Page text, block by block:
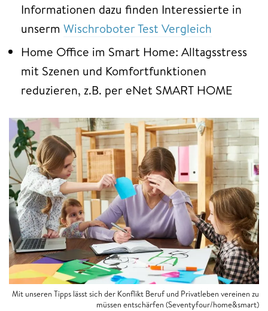
Informationen dazu finden Interessierte in
unserm Wischroboter Test Vergleich
Home Office im Smart Home: Alltagsstress
mit Szenen und Komfortfunktionen
reduzieren, z.B. per eNet SMART HOME
Mit unseren Tipps lässt sich der Konflikt Beruf und Privatleben vereinen zu
müssen entschärfen (Seventyfour/home&smart)